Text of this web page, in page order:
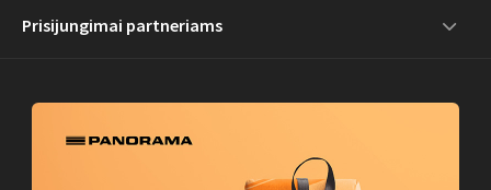
Prisijungimai partneriams